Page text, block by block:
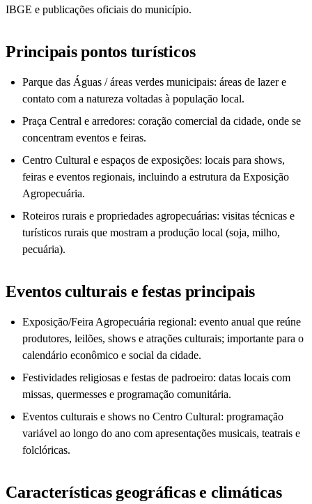
IBGE e publicações oficiais do município.
Principais pontos turísticos
Parque das Águas / áreas verdes municipais: áreas de lazer e
contato com a natureza voltadas à população local.
Praça Central e arredores: coração comercial da cidade, onde se
concentram eventos e feiras.
Centro Cultural e espaços de exposições: locais para shows,
feiras e eventos regionais, incluindo a estrutura da Exposição
Agropecuária.
Roteiros rurais e propriedades agropecuárias: visitas técnicas e
turísticos rurais que mostram a produção local (soja, milho,
pecuária).
Eventos culturais e festas principais
Exposição/Feira Agropecuária regional: evento anual que reúne
produtores, leilões, shows e atrações culturais; importante para o
calendário econômico e social da cidade.
Festividades religiosas e festas de padroeiro: datas locais com
missas, quermesses e programação comunitária.
Eventos culturais e shows no Centro Cultural: programação
variável ao longo do ano com apresentações musicais, teatrais e
folclóricas.
Características geográficas e climáticas